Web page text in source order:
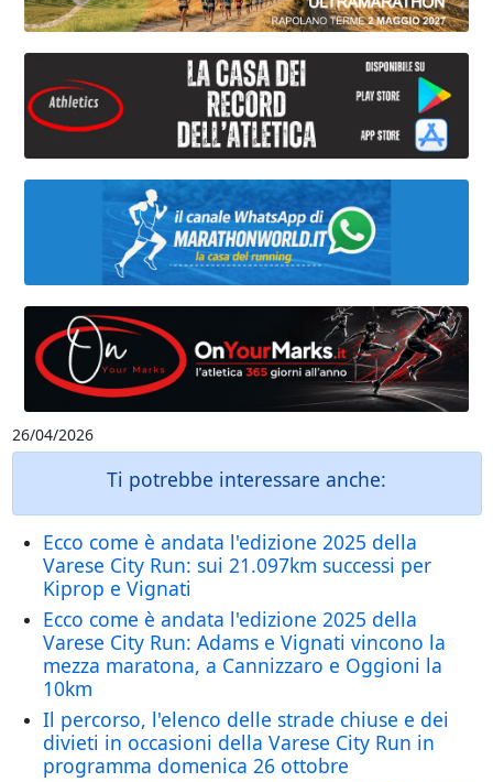
26/04/2026
Ti potrebbe interessare anche:
Ecco come è andata l'edizione 2025 della
Varese City Run: sui 21.097km successi per
Kiprop e Vignati
Ecco come è andata l'edizione 2025 della
Varese City Run: Adams e Vignati vincono la
mezza maratona, a Cannizzaro e Oggioni la
10km
Il percorso, l'elenco delle strade chiuse e dei
divieti in occasioni della Varese City Run in
programma domenica 26 ottobre